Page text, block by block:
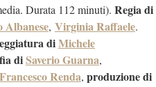
Durata 112 minuti). Regia di
Albanese, Virginia Raffaele.
diMichele
diSaverio Guarna,
Francesco Renda, produzione di